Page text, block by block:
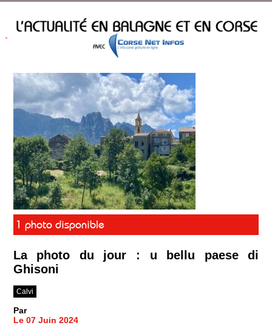
1 photo disponible
La photo du jour : u bellu paese di
Ghisoni
Calvi
Par
Le 07 Juin 2024